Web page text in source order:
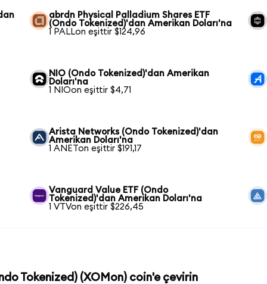
abrdn Physical Palladium Shares ETF
(Ondo Tokenized)'dan Amerikan Doları'na
1 PALLon eşittir $124,96
NIO (Ondo Tokenized)'dan Amerikan
Doları'na
1 NIOon eşittir $4,71
Arista Networks (Ondo Tokenized)'dan
Amerikan Doları'na
1 ANETon eşittir $191,17
Vanguard Value ETF (Ondo
Tokenized)'dan Amerikan Doları'na
1 VTVon eşittir $226,45
Tokenized) (XOMon) coin'e çevirin